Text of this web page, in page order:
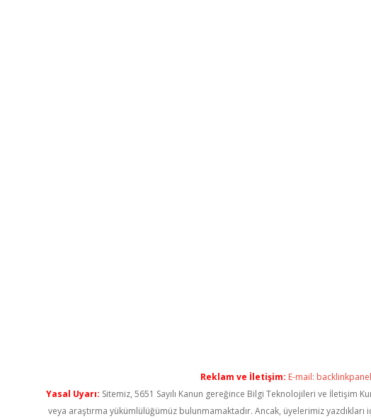
Reklam ve İletişim: E-mail:
Yasal Uyarı: Sitemiz, 5651 Sayılı Kanun gereğince Bilgi Teknolojileri ve İletişim
veya araştırma yükümlülüğümüz bulunmamaktadır. Ancak, üyelerimiz